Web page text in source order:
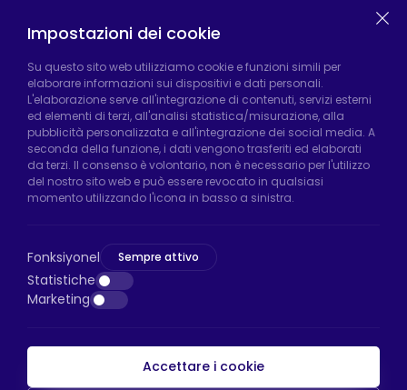
Fabbrica di Hadımköy:Atatürk Industrial Zone,
Uzunçayır Street, No:11 Hadımköy, 34555
Arnavutköy/Istanbul
Telefono:+90 212 640 66 46
Email:export@htsteker.com
Negozio Bayrampasa:Kocatepe
Bayrampaşa/Istanbul
Telefono:+90 530 044 64 87
Email:info@htsteker.com
Pagamento HTS
Impostazioni dei cookie
Su questo sito web utilizziamo cookie e funzioni simili per
elaborare informazioni sui dispositivi e dati personali.
L'elaborazione serve all'integrazione di contenuti, servizi esterni
ed elementi di terzi, all'analisi statistica/misurazione, alla
pubblicità personalizzata e all'integrazione dei social media. A
seconda della funzione, i dati vengono trasferiti ed elaborati
da terzi. Il consenso è volontario, non è necessario per l'utilizzo
del nostro sito web e può essere revocato in qualsiasi
momento utilizzando l'icona in basso a sinistra.
Fonksiyonel Sempre attivo
Statistiche
Marketing
Accettare i cookie